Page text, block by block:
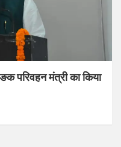
परिवहन मंत्री का किया